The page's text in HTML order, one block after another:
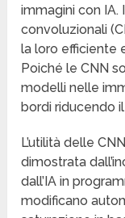
immagini con IA.
convoluzionali
la loro efficiente
Poiché le CNN
modelli nelle
bordi riducendo
L’utilità delle
dimostrata
dall’IA in
modificano